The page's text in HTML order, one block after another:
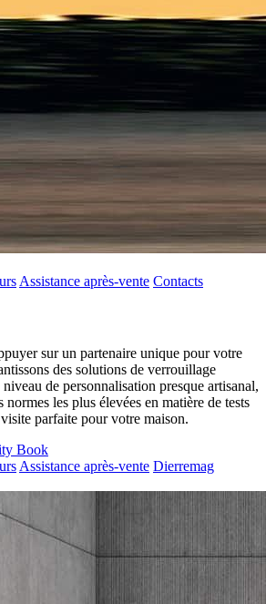
Assistance après-vente Contacts
sur un partenaire unique pour votre
des solutions de verrouillage
de personnalisation presque artisanal,
les plus élevées en matière de tests
parfaite pour votre maison.
Book
Assistance après-vente Dierremag